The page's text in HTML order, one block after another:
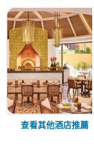
查看其他酒店推薦